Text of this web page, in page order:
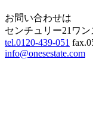
お問い合わせは
センチュリー21ワ
tel.0120-439-051
info@onesestate.com